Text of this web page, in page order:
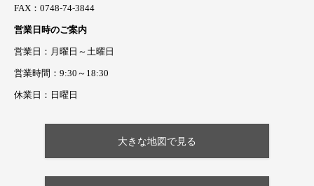
FAX：0748-74-3844
営業日時のご案内
営業日：月曜日～土曜日
営業時間：9:30～18:30
休業日：日曜日
大きな地図で見る